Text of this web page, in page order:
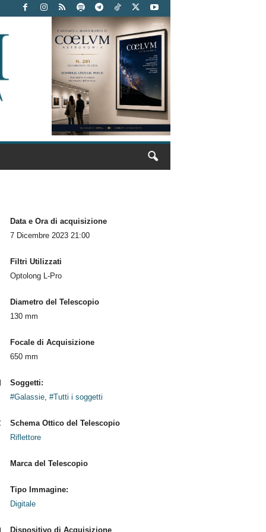
Data e Ora di acquisizione
7 Dicembre 2023 21:00
Filtri Utilizzati
Optolong L-Pro
Diametro del Telescopio
130 mm
Focale di Acquisizione
650 mm
Soggetti:
#Galassie, #Tutti i soggetti
Schema Ottico del Telescopio
Riflettore
Marca del Telescopio
Tipo Immagine:
Digitale
Dispositivo di Acquisizione